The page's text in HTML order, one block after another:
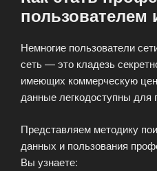
пользователем
Немногие пользователи
сеть — это кладезь
имеющих коммерческую
данные легкодоступны для
Представляем методику
данных и пользования
Вы узнаете: